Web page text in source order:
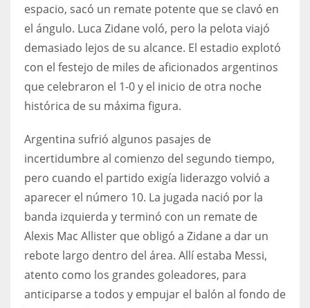
NYG
24
MIA
17
DAL
22
WSH
26
espacio, sacó un remate potente que se clavó en
el ángulo. Luca Zidane voló, pero la pelota viajó
demasiado lejos de su alcance. El estadio explotó
con el festejo de miles de aficionados argentinos
que celebraron el 1-0 y el inicio de otra noche
histórica de su máxima figura.
Argentina sufrió algunos pasajes de
incertidumbre al comienzo del segundo tiempo,
pero cuando el partido exigía liderazgo volvió a
aparecer el número 10. La jugada nació por la
banda izquierda y terminó con un remate de
Alexis Mac Allister que obligó a Zidane a dar un
rebote largo dentro del área. Allí estaba Messi,
atento como los grandes goleadores, para
anticiparse a todos y empujar el balón al fondo de